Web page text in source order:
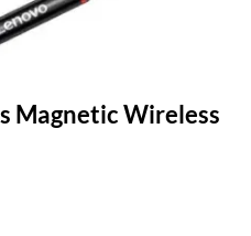
Magnetic Wireless